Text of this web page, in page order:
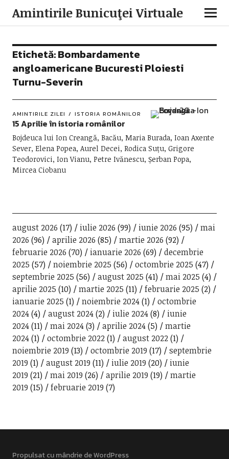
Amintirile Bunicuţei Virtuale
Etichetă:Bombardamente
angloamericane Bucuresti Ploiesti
Turnu-Severin
AMINTIRILE ZILEI ISTORIA ROMÂNILOR
15 Aprilie în istoria românilor
Bojdeuca lui Ion Creangă, Bacău, Maria Burada, Ioan Axente
Sever, Elena Popea, Aurel Decei, Rodica Suțu, Grigore
Teodorovici, Ion Vianu, Petre Ivănescu, Șerban Popa,
Mircea Ciobanu
august 2026 (17) iulie 2026 (99) iunie 2026 (95)
mai
2026 (96) aprilie 2026 (85) martie 2026 (92)
februarie 2026 (70) ianuarie 2026 (69)
decembrie
2025 (57) noiembrie 2025 (56) octombrie 2025 (47)
septembrie 2025 (56) august 2025 (41) mai 2025 (4)
aprilie 2025 (10) martie 2025 (11) februarie 2025 (2)
ianuarie 2025 (1) noiembrie 2024(1)
octombrie
2024(4) august 2024(2) iulie 2024(8)
iunie
2024(11) mai 2024(3) aprilie 2024(5)
martie
2024(1) octombrie 2022(1) august 2022(1)
noiembrie 2019 (13) octombrie 2019 (17)
septembrie
2019 (1) august 2019 (11) iulie 2019 (20)
iunie
2019 (21) mai 2019 (26) aprilie 2019 (19)
martie
2019 (15) februarie 2019 (7)
Propulsat cu mândrie de WordPress